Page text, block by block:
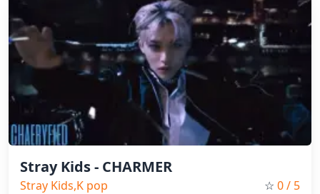
Stray Kids - CHARMER
Stray Kids,K pop ☆ 0/ 5